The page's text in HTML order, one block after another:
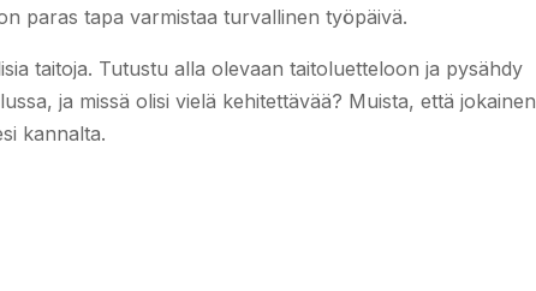
paras tapa varmistaa turvallinen työpäivä.
taitoja. Tutustu alla olevaan taitoluetteloon ja pysähdy
ja missä olisi vielä kehitettävää? Muista, että jokainen
kannalta.